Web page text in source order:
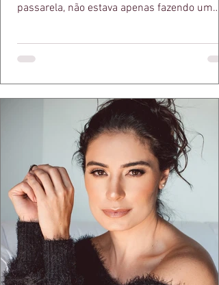
passarela, não estava apenas fazendo um
a apresentadora e influenciadora Juliana
defende há tempos, o de que moda
estruturas geométricas, volumes
aquele concreto aparente típico da
arquitetura paulistana em peças de vestir,